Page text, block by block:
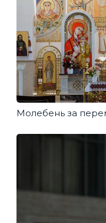
Молебень за